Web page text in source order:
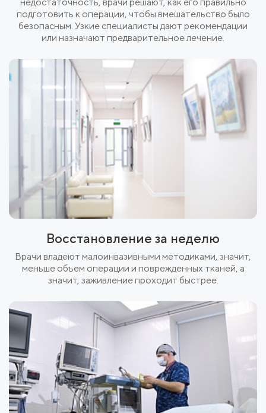
подготовить к операции, чтобы вмешательство было
безопасным. Узкие специалисты дают рекомендации
или назначают предварительное лечение.
Восстановление за неделю
Врачи владеют малоинвазивными методиками, значит,
меньше объем операции и поврежденных тканей, а
значит, заживление проходит быстрее.